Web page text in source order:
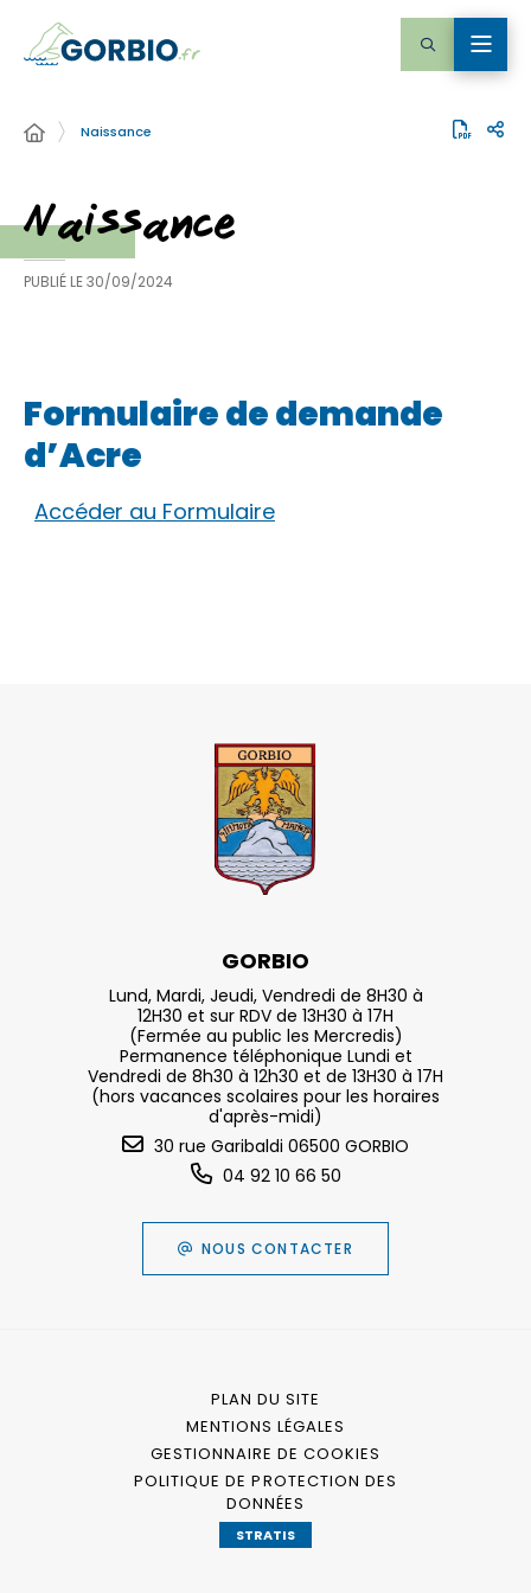
Naissance
Naissance
PUBLIÉ LE30/09/2024
Formulaire de demande
d’Acre
Accéder au Formulaire
GORBIO
Lund, Mardi, Jeudi, Vendredi de 8H30 à
12H30 et sur RDV de 13H30 à 17H
(Fermée au public les Mercredis)
Permanence téléphonique Lundi et
Vendredi de 8h30 à 12h30 et de 13H30 à 17H
(hors vacances scolaires pour les horaires
d'après-midi)
30 rue Garibaldi 06500 GORBIO
04 92 10 66 50
NOUS CONTACTER
PLAN DU SITE
MENTIONS LÉGALES
GESTIONNAIRE DE COOKIES
POLITIQUE DE PROTECTION DES
DONNÉES
STRATIS